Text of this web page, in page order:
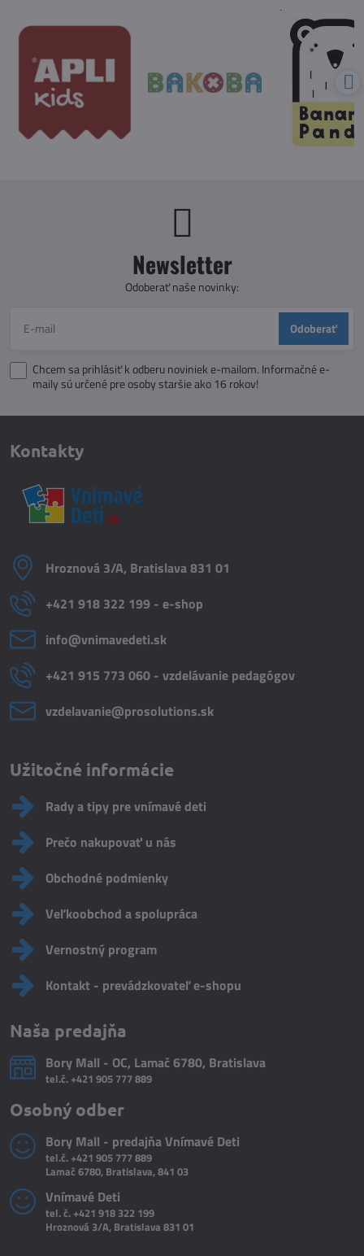
Newsletter
Odoberať naše novinky:
Odoberať
Chcem sa prihlásiť k odberu noviniek e-mailom. Informačné e-
maily sú určené pre osoby staršie ako 16 rokov!
Kontakty
Hroznová 3/A, Bratislava 831 01
+421 918 322 199 - e-shop
info​@vnimavedeti​.sk
+421 915 773 060 - vzdelávanie pedagógov
vzdelavanie​@prosolutions​.sk
Užitočné informácie
Rady a tipy pre vnímavé deti
Prečo nakupovať u nás
Obchodné podmienky
Veľkoobchod a spolupráca
Vernostný program
Kontakt - prevádzkovateľ e-shopu
Naša predajňa
Bory Mall - OC, Lamač 6780, Bratislava
tel.č.+421 905 777 889
Osobný odber
Bory Mall - predajňa Vnímavé Deti
tel.č.+421 905 777 889
Lamač 6780, Bratislava, 841 03
Vnímavé Deti
tel. č.+421 918 322 199
Hroznová 3/A, Bratislava 831 01